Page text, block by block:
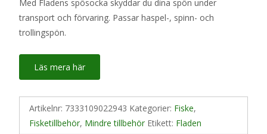
Med Fladens spösocka skyddar du dina spön under
transport och förvaring. Passar haspel-, spinn- och
trollingspön.
Läs mera här
Artikelnr: 7333109022943 Kategorier: Fiske,
Fisketillbehör, Mindre tillbehör Etikett: Fladen